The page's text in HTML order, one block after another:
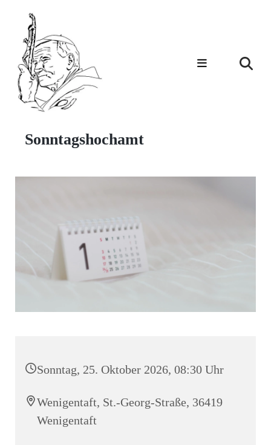
Sonntagshochamt
Sonntag, 25. Oktober 2026, 08:30 Uhr
Wenigentaft, St.-Georg-Straße, 36419
Wenigentaft